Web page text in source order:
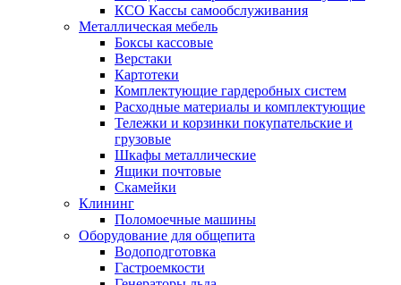
КСО Кассы самообслуживания
Металлическая мебель
Боксы кассовые
Верстаки
Картотеки
Комплектующие гардеробных систем
Расходные материалы и комплектующие
Тележки и корзинки покупательские и
грузовые
Шкафы металлические
Ящики почтовые
Скамейки
Клининг
Поломоечные машины
Оборудование для общепита
Водоподготовка
Гастроемкости